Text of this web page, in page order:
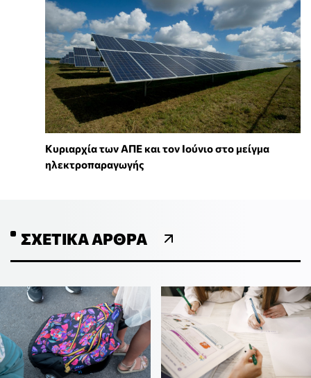
Κυριαρχία των ΑΠΕ και τον Ιούνιο στο μείγμα
ηλεκτροπαραγωγής
ΣΧΕΤΙΚΆ ΆΡΘΡΑ